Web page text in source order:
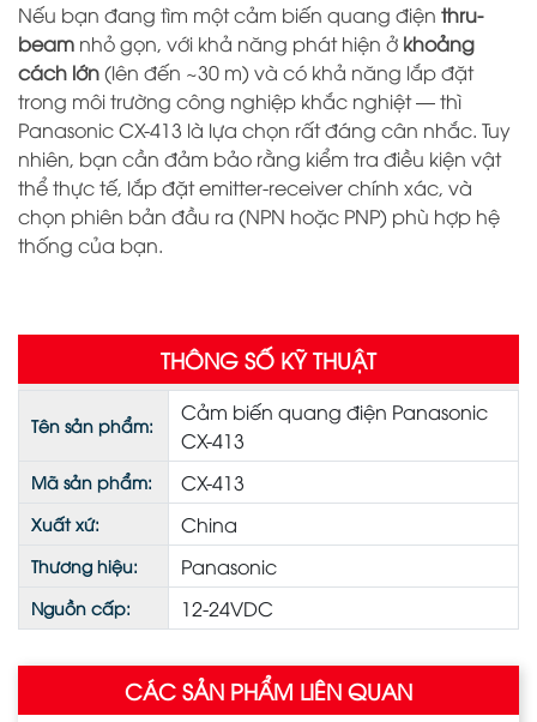
Nếu bạn đang tìm một cảm biến quang điện thru-
beam nhỏ gọn, với khả năng phát hiện ở khoảng
cách lớn(lên đến ~30 m) và có khả năng lắp đặt
trong môi trường công nghiệp khắc nghiệt — thì
Panasonic CX-413 là lựa chọn rất đáng cân nhắc. Tuy
nhiên, bạn cần đảm bảo rằng kiểm tra điều kiện vật
thể thực tế, lắp đặt emitter-receiver chính xác, và
chọn phiên bản đầu ra (NPN hoặc PNP) phù hợp hệ
thống của bạn.
THÔNG SỐ KỸ THUẬT
Tên sản phẩm:
Cảm biến quang điện Panasonic
CX-413
Mã sản phẩm: CX-413
Xuất xứ: China
Thương hiệu: Panasonic
Nguồn cấp: 12-24VDC
CÁC SẢN PHẨM LIÊN QUAN